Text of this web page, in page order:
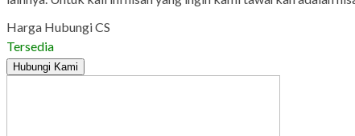
Harga Hubungi CS
Tersedia
Hubungi Kami